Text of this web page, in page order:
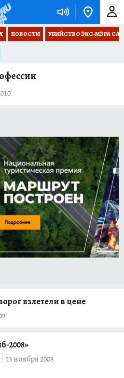
НОВОСТИ УБИЙСТВО ЭКС-МЭРА
взлетели в цене
2008»
13 ноября 2008